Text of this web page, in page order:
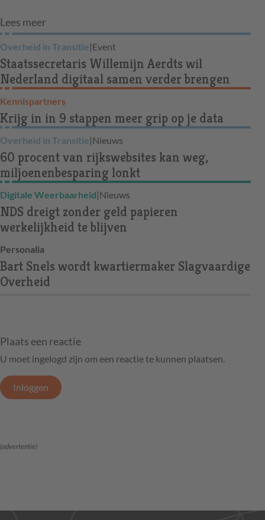
Lees meer
Overheid in Transitie|Event
Staatssecretaris Willemijn Aerdts wil
Nederland digitaal samen verder brengen
Kennispartners
Krijg in in 9 stappen meer grip op je data
Overheid in Transitie|Nieuws
60 procent van rijkswebsites kan weg,
miljoenenbesparing lonkt
Digitale Weerbaarheid|Nieuws
NDS dreigt zonder geld papieren
werkelijkheid te blijven
Personalia
Bart Snels wordt kwartiermaker Slagvaardige
Overheid
Plaats een reactie
U moet ingelogd zijn om een reactie te kunnen plaatsen.
Inloggen
(advertentie)